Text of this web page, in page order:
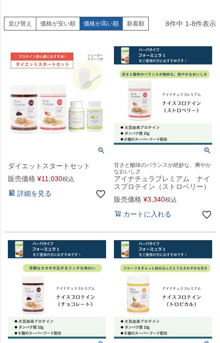
並び替え 価格が安い順 価格が高い順 新着順 8件中 1-8件表示
ダイエットスタートセット
販売価格 ¥11,030税込
詳細を見る
甘さと酸味のバランスが絶妙な、爽やか
なおいしさ
アイナチュラプレミアム ナイ
スプロテイン（ストロベリー）
販売価格 ¥3,340税込
カートに入れる